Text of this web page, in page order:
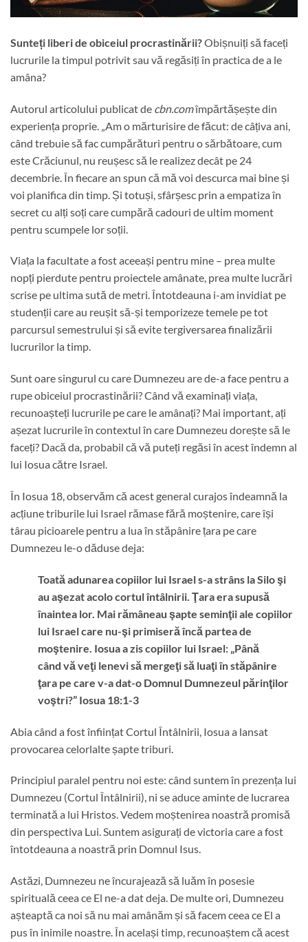
Sunteți liberi de obiceiul procrastinării?Obișnuiți să faceți
lucrurile la timpul potrivit sau vă regăsiți în practica de a le
amâna?
Autorul articolului publicat de cbn.comîmpărtășește din
experiența proprie. „Am o mărturisire de făcut: de câțiva ani,
când trebuie să fac cumpărături pentru o sărbătoare, cum
este Crăciunul, nu reușesc să le realizez decât pe 24
decembrie. În fiecare an spun că mă voi descurca mai bine și
voi planifica din timp. Și totuși, sfârșesc prin a empatiza în
secret cu alți soți care cumpără cadouri de ultim moment
pentru scumpele lor soții.
Viața la facultate a fost aceeași pentru mine – prea multe
nopți pierdute pentru proiectele amânate, prea multe lucrări
scrise pe ultima sută de metri. Întotdeauna i-am invidiat pe
studenții care au reușit să-și temporizeze temele pe tot
parcursul semestrului și să evite tergiversarea finalizării
lucrurilor la timp.
Sunt oare singurul cu care Dumnezeu are de-a face pentru a
rupe obiceiul procrastinării? Când vă examinați viața,
recunoașteți lucrurile pe care le amânați? Mai important, ați
așezat lucrurile în contextul în care Dumnezeu dorește să le
faceți? Dacă da, probabil că vă puteți regăsi în acest îndemn al
lui Iosua către Israel.
În Iosua 18, observăm că acest general curajos îndeamnă la
acțiune triburile lui Israel rămase fără moștenire, care își
târau picioarele pentru a lua în stăpânire țara pe care
Dumnezeu le-o dăduse deja:
Toată adunarea copiilor lui Israel s-a strâns la Silo şi
au aşezat acolo cortul întâlnirii. Ţara era supusă
înaintea lor. Mai rămâneau şapte seminţii ale copiilor
lui Israel care nu-şi primiseră încă partea de
moştenire. Iosua a zis copiilor lui Israel: „Până
când vă veţi lenevi să mergeţi să luaţi în stăpânire
ţara pe care v-a dat-o Domnul Dumnezeul părinţilor
voştri?” Iosua 18:1-3
Abia când a fost înființat Cortul Întâlnirii, Iosua a lansat
provocarea celorlalte șapte triburi.
Principiul paralel pentru noi este: când suntem în prezența lui
Dumnezeu (Cortul Întâlnirii), ni se aduce aminte de lucrarea
terminată a lui Hristos. Vedem moștenirea noastră promisă
din perspectiva Lui. Suntem asigurați de victoria care a fost
întotdeauna a noastră prin Domnul Isus.
Astăzi, Dumnezeu ne încurajează să luăm în posesie
spirituală ceea ce El ne-a dat deja. De multe ori, Dumnezeu
așteaptă ca noi să nu mai amânăm și să facem ceea ce El a
pus în inimile noastre. În același timp, recunoaștem că acest